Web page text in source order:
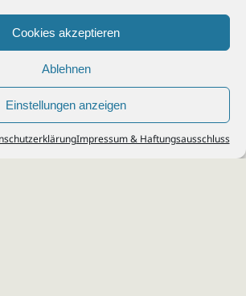
Cookies akzeptieren
Ablehnen
Einstellungen anzeigen
Impressum & Haftungsausschluss
Köln - Steuerberatung Poll, Porz, Deutz, Mülheim,